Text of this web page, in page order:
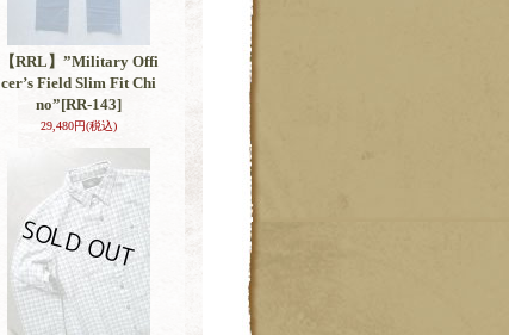
【RRL】”Military Offi
cer’s Field Slim Fit Chi
no”[RR-143]
29,480円(税込)